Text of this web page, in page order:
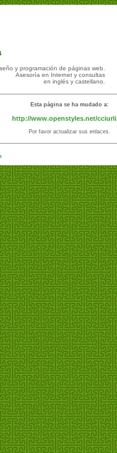
y programación de páginas web.
Asesoría en Internet y consultas
en inglés y castellano.
Esta página se ha mudado a:
http://www.openstyles.net/
Por favor actualizar sus enlaces.